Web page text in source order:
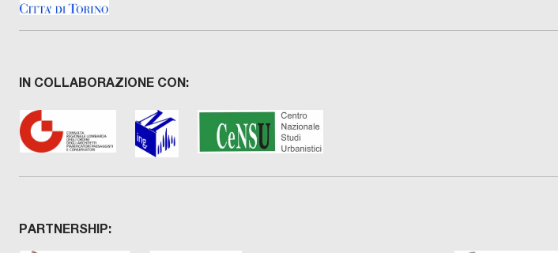
IN COLLABORAZIONE CON:
PARTNERSHIP: